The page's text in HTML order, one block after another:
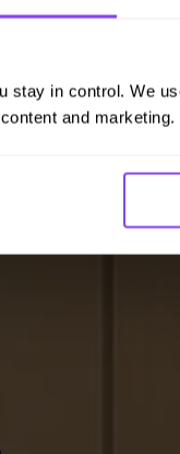
stay in control. We
and
onveranderlijke